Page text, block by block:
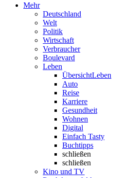
Mehr
Deutschland
Welt
Politik
Wirtschaft
Verbraucher
Boulevard
Leben
ÜbersichtLeben
Auto
Reise
Karriere
Gesundheit
Wohnen
Digital
Einfach Tasty
Buchtipps
schließen
schließen
Kino und TV